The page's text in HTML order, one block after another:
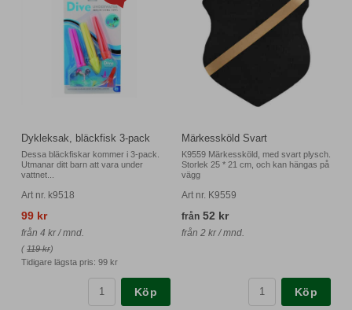
Dykleksak, bläckfisk 3-pack
Dessa bläckfiskar kommer i 3-pack.
Utmanar ditt barn att vara under
vattnet...
Art nr. k9518
99 kr
från 4 kr / mnd.
( 119 kr)
Tidigare lägsta pris: 99 kr
Köp
Märkessköld Svart
K9559 Märkessköld, med svart plysch.
Storlek 25 * 21 cm, och kan hängas på
vägg
Art nr. K9559
från 52 kr
från 2 kr / mnd.
Köp